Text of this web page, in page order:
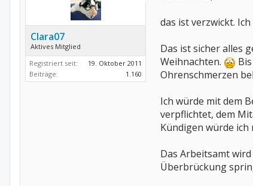
Clara07
Aktives Mitglied
Registriert seit:
19. Oktober 2011
Beiträge:
1.160
das ist verzwickt.
Das ist sicher alles
Weihnachten.
Ohrenschmerzen
Ich würde mit dem
verpflichtet, dem
Kündigen würde
Das Arbeitsamt
Überbrückung